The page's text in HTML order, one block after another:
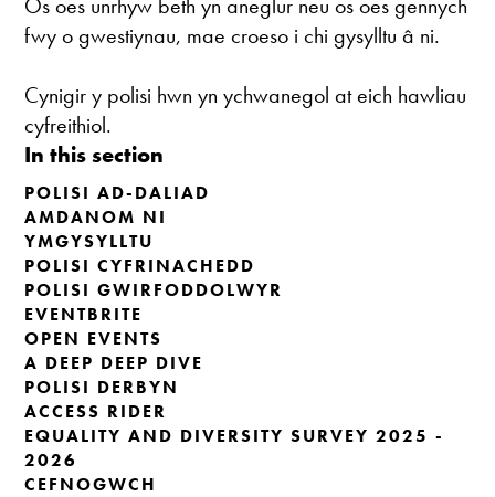
fwy o gwestiynau, mae croeso i chi gysylltu â ni.
Cynigir y polisi hwn yn ychwanegol at eich hawliau
cyfreithiol.
In this section
POLISI AD-DALIAD
AMDANOM NI
YMGYSYLLTU
POLISI CYFRINACHEDD
POLISI GWIRFODDOLWYR
EVENTBRITE
OPEN EVENTS
A DEEP DEEP DIVE
POLISI DERBYN
ACCESS RIDER
EQUALITY AND DIVERSITY SURVEY 2025 -
2026
CEFNOGWCH